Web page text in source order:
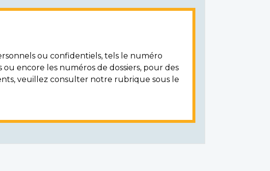
ou confidentiels, tels le numéro
ou encore les numéros de dossiers, pour des
veuillez consulter notre rubrique sous le